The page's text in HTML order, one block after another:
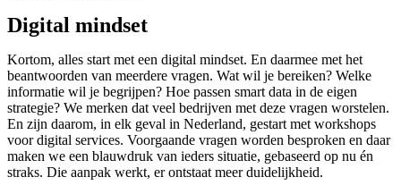
Digital mindset
Kortom, alles start met een digital mindset. En daarmee met het
beantwoorden van meerdere vragen. Wat wil je bereiken? Welke
informatie wil je begrijpen? Hoe passen smart data in de eigen
strategie? We merken dat veel bedrijven met deze vragen worstelen.
En zijn daarom, in elk geval in Nederland, gestart met workshops
voor digital services. Voorgaande vragen worden besproken en daar
maken we een blauwdruk van ieders situatie, gebaseerd op nu én
straks. Die aanpak werkt, er ontstaat meer duidelijkheid.